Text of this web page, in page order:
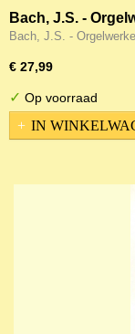
Bach, J.S. -
Bach, J.S. -
€ 27,99
✓ Op voorraad
IN